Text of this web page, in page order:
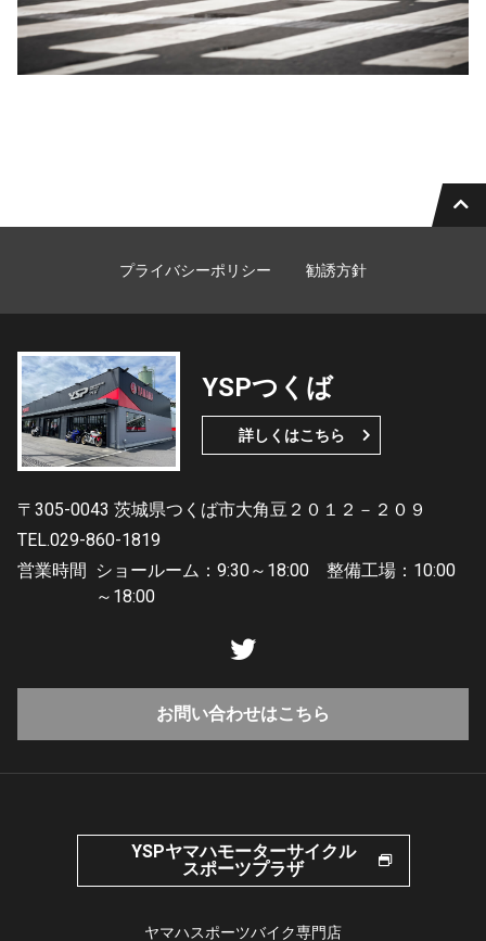
プライバシーポリシー 勧誘方針
YSPつくば
詳しくはこちら
〒305-0043 茨城県つくば市大角豆２０１２－２０９
TEL.029-860-1819
営業時間
ショールーム：9:30～18:00 整備工場：10:00
～18:00
お問い合わせはこちら
YSPヤマハモーターサイクル
スポーツプラザ
ヤマハスポーツバイク専門店